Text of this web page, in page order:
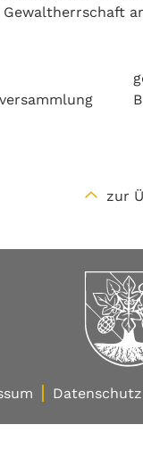
zur
Datenschutz